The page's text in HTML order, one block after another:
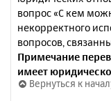
вопрос «С кем
некорректного
вопросов,
Примечание
имеет
Вернуться к